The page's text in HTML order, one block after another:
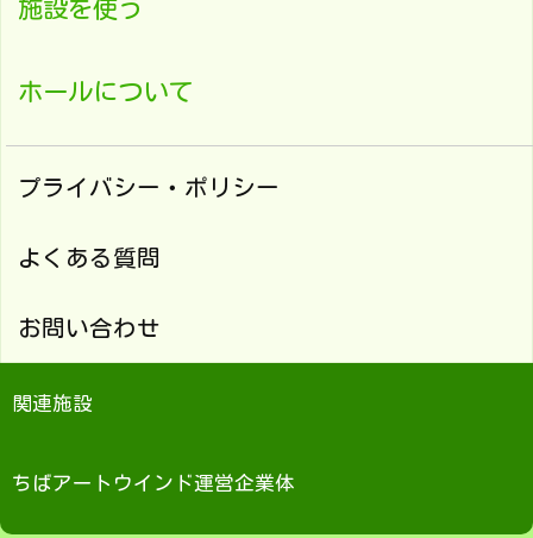
施設を使う
ホールについて
プライバシー・ポリシー
よくある質問
お問い合わせ
関連施設
ちばアートウインド運営企業体